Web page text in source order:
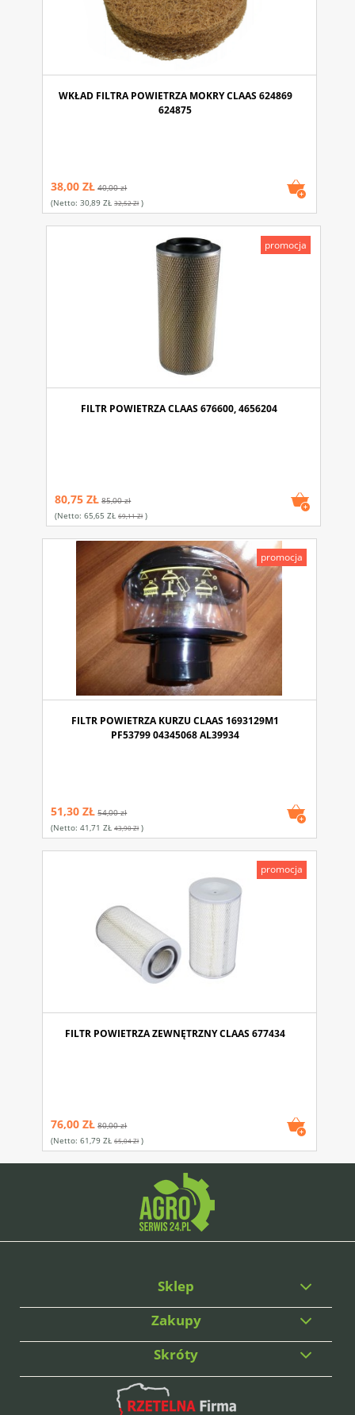
WKŁAD FILTRA POWIETRZA MOKRY CLAAS 624869
624875
38,00 ZŁ 40,00 zł
(netto:30,89 ZŁ 32,52 Zł)
FILTR POWIETRZA CLAAS 676600, 4656204
80,75 ZŁ 85,00 zł
(netto:65,65 ZŁ 69,11 Zł)
promocja
FILTR POWIETRZA KURZU CLAAS 1693129M1
PF53799 04345068 AL39934
51,30 ZŁ 54,00 zł
(netto:41,71 ZŁ 43,90 Zł)
promocja
FILTR POWIETRZA ZEWNĘTRZNY CLAAS 677434
76,00 ZŁ 80,00 zł
(netto:61,79 ZŁ 65,04 Zł)
promocja
Sklep
Zakupy
Skróty